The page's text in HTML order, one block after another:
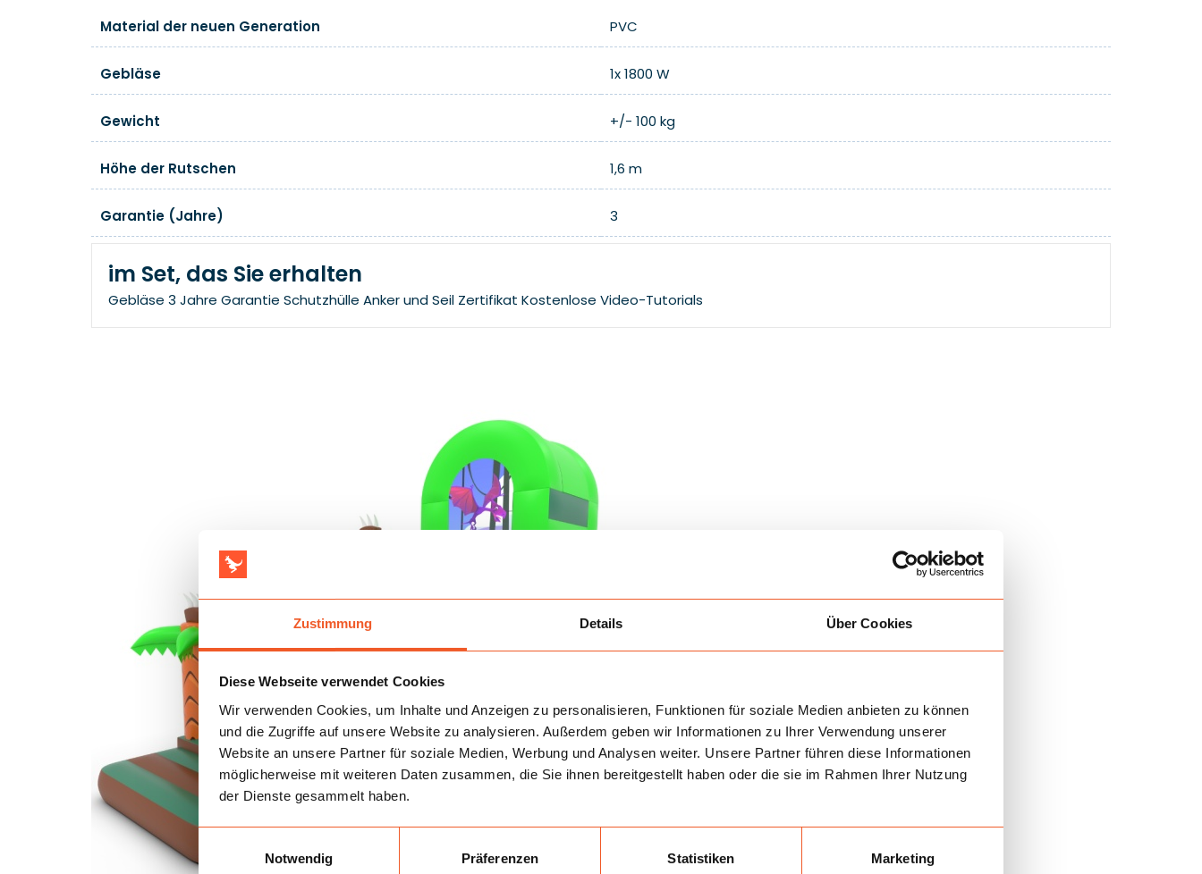
Zustimmung Details Über Cookies
Diese Webseite verwendet Cookies
Wir verwenden Cookies, um Inhalte und Anzeigen zu personalisieren, Funktionen für soziale Medien anbieten zu können
und die Zugriffe auf unsere Website zu analysieren. Außerdem geben wir Informationen zu Ihrer Verwendung unserer
Website an unsere Partner für soziale Medien, Werbung und Analysen weiter. Unsere Partner führen diese Informationen
möglicherweise mit weiteren Daten zusammen, die Sie ihnen bereitgestellt haben oder die sie im Rahmen Ihrer Nutzung
der Dienste gesammelt haben.
Notwendig
Präferenzen Statistiken Marketing
Material der neuen Generation PVC
Gebläse 1x 1800 W
Gewicht +/- 100 kg
Höhe der Rutschen 1,6 m
Garantie (Jahre) 3
im Set, das Sie erhalten
Gebläse 3 Jahre Garantie Schutzhülle Anker und Seil Zertifikat Kostenlose Video-Tutorials